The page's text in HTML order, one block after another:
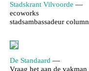
Stadskrant Vilvoorde —
ecoworks
stadsambassadeur column
De Standaard —
Vraag het aan de vakman